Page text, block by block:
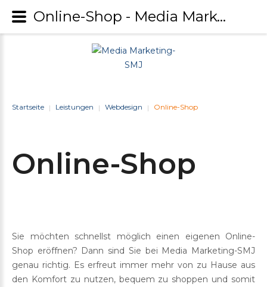
Startseite | Leistungen | Webdesign | Online-Shop
Online-Shop
Sie möchten schnellst möglich einen eigenen Online-
Shop eröffnen? Dann sind Sie bei Media Marketing-SMJ
genau richtig. Es erfreut immer mehr von zu Hause aus
den Komfort zu nutzen, bequem zu shoppen und somit
Online-Shop - Media Marketing-SMJ